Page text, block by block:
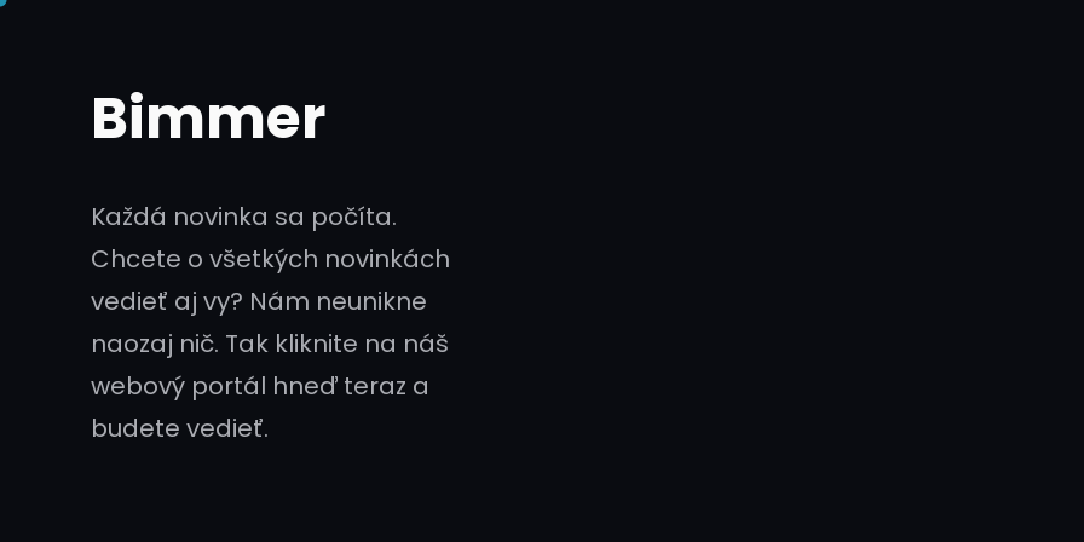
contentBimmer
Každá novinka sa počíta.
Chcete o všetkých novinkách
vedieť aj vy? Nám neunikne
naozaj nič. Tak kliknite na náš
webový portál hneď teraz a
budete vedieť.